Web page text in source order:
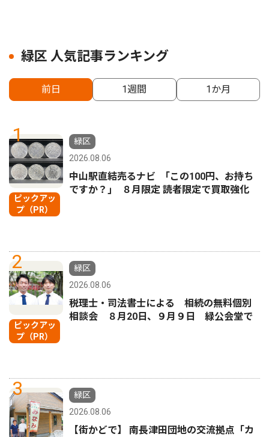
緑区 人気記事ランキング
前日 1週間 1か月
1
ピックアッ
プ（PR）
緑区
2026.08.06
中山駅直結売るナビ ｢この100円、お持ち
ですか？｣ ８月限定 読者限定で買取強化
2
ピックアッ
プ（PR）
緑区
2026.08.06
税理士・司法書士による 相続の無料個別
相談会 ８月20日、９月９日 緑公会堂で
3
緑区
2026.08.06
【街かどで】 南長津田団地の交流拠点「カ